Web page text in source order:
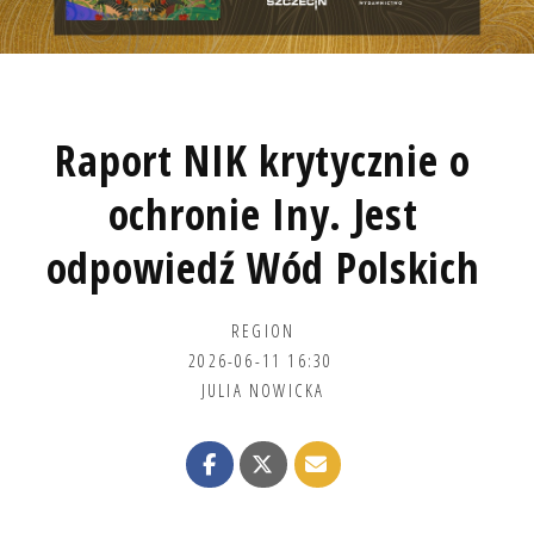
Raport NIK krytycznie o
ochronie Iny. Jest
odpowiedź Wód Polskich
REGION
2026-06-11 16:30
JULIA NOWICKA